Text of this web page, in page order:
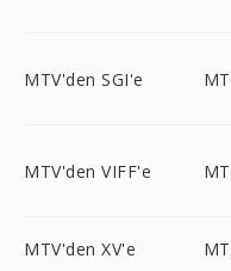
MTV'den SGI'e
MTV'den VIFF'e
MTV'den XV'e